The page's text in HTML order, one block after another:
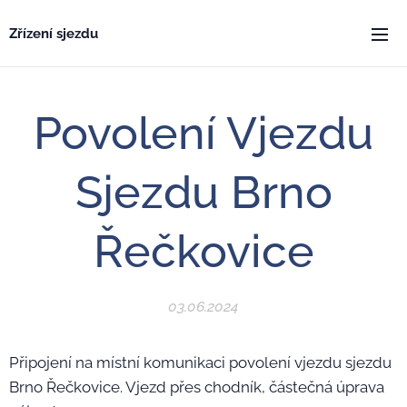
Zřízení sjezdu
Povolení Vjezdu
Sjezdu Brno
Řečkovice
03.06.2024
Připojení na místní komunikaci povolení vjezdu sjezdu
Brno Řečkovice. Vjezd přes chodník, částečná úprava